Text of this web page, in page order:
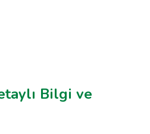
Bilgi ve